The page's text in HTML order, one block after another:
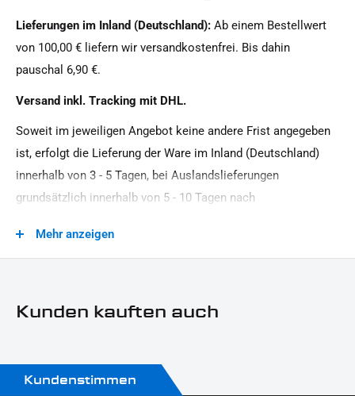
im Lieferumfang enthalten)
1x Montagehinweise
Oberfläche:
Seitlicher Kennzeichenhalter ohne TÜV
Strassenzulassung:
Zulassung per Einzelabnahme, ohne ABE / TGA
Lieferungen im Inland (Deutschland): Ab einem Bestellwert
von 100,00 € liefern wir versandkostenfrei. Bis dahin
pauschal 6,90 €.
Versand inkl. Tracking mit DHL.
Soweit im jeweiligen Angebot keine andere Frist angegeben
ist, erfolgt die Lieferung der Ware im Inland (Deutschland)
innerhalb von 3 - 5 Tagen, bei Auslandslieferungen
grundsätzlich innerhalb von 5 - 10 Tagen nach
Zeitpunkt Ihrer Zahlungsanweisung).Beachten Sie, dass an
Mehr anzeigen
Kunden kauften auch
Kundenstimmen